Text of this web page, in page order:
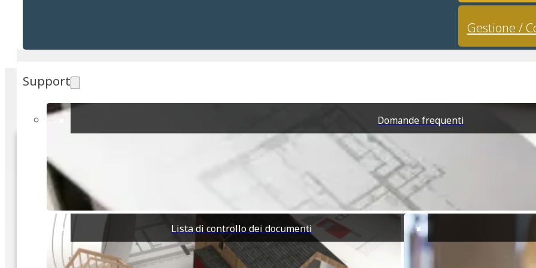
Gestione /
Support
Domande frequenti
Lista di controllo dei documenti
+
Disponiamo di 10 immobili di interesse vicino a questa ubicazione.
IN VENDITA
2
3500m2
Incontra il Mare
€125,000
2
92m
2000m
Cottage di
Montagna con
Giardino e Accesso
al Bosco